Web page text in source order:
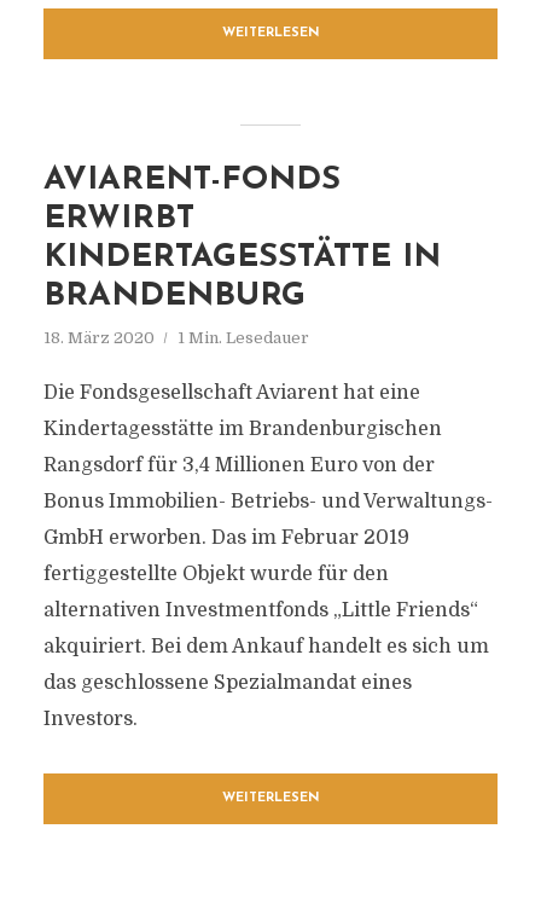
WEITERLESEN
AVIARENT-FONDS
ERWIRBT
KINDERTAGESSTÄTTE IN
BRANDENBURG
18. März 2020 1 Min. Lesedauer
Die Fondsgesellschaft Aviarent hat eine
Kindertagesstätte im Brandenburgischen
Rangsdorf für 3,4 Millionen Euro von der
Bonus Immobilien- Betriebs- und Verwaltungs-
GmbH erworben. Das im Februar 2019
fertiggestellte Objekt wurde für den
alternativen Investmentfonds „Little Friends“
akquiriert. Bei dem Ankauf handelt es sich um
das geschlossene Spezialmandat eines
Investors.
WEITERLESEN